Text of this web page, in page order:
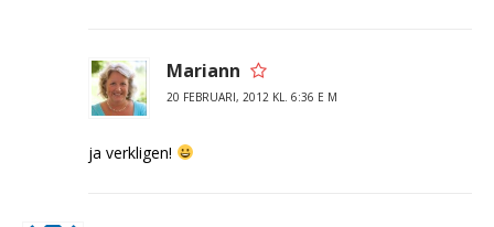
Mariann
20 FEBRUARI, 2012 KL. 6:36 E M
ja verkligen!